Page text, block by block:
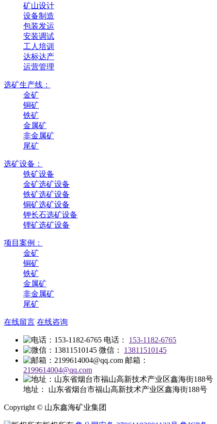
矿山设计
设备制造
包装发运
安装调试
工人培训
达标达产
运营管理
选矿生产线：
金矿
铜矿
铁矿
金属矿
非金属矿
尾矿
选矿设备：
铁矿设备
金矿选矿设备
铁矿选矿设备
铜矿选矿设备
钾长石选矿设备
锂矿选矿设备
项目案例：
金矿
铜矿
铁矿
金属矿
非金属矿
尾矿
在线留言 在线咨询
电话：
153-1182-6765
微信：
13811510145
邮箱：
2199614004@qq.com
地址： 山东省烟台市福山高新技术产业区鑫海街188号
Copyright © 山东鑫海矿业集团